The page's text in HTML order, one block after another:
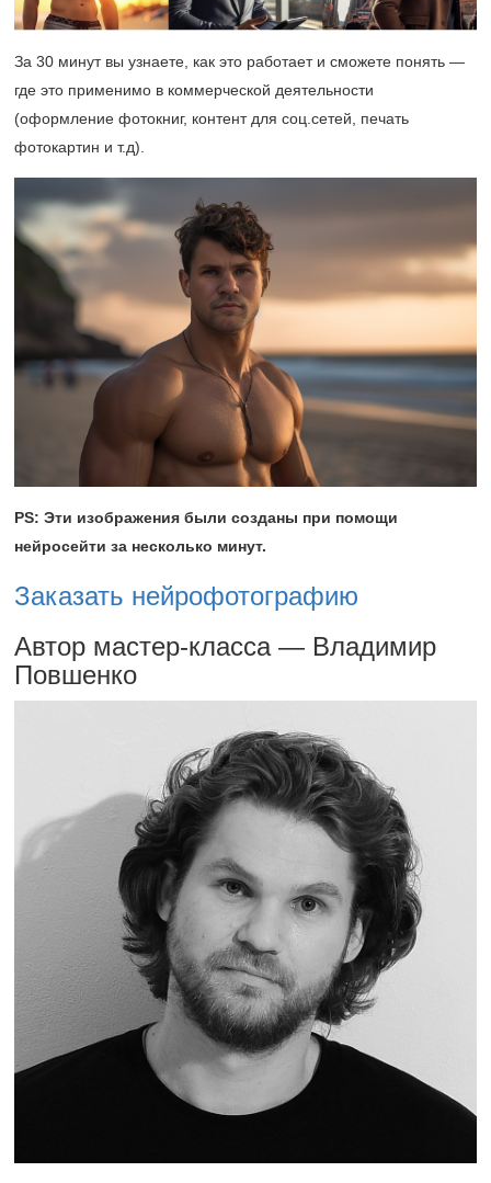
За 30 минут вы узнаете, как это работает и сможете понять —
где это применимо в коммерческой деятельности
(оформление фотокниг, контент для соц.сетей, печать
фотокартин и т.д).
PS: Эти изображения были созданы при помощи
нейросейти за несколько минут.
Заказать нейрофотографию
Автор мастер-класса — Владимир
Повшенко